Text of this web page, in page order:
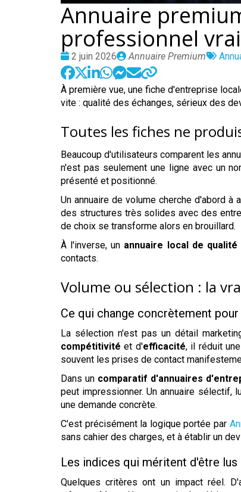
Annuaire
professionnel
Date
:
2 juin 2026
Publié
par
Annuaire Premium
Tags
À première vue, une fiche d'entreprise
vite : qualité des échanges, sérieux des
Toutes les fiches ne
Beaucoup d'utilisateurs comparent les
n'est pas seulement une ligne avec un
présenté et positionné.
Un annuaire de volume cherche d'abord
des structures très solides avec des
de choix se transforme alors en brouillard.
À l'inverse, un annuaire local de qualité
contacts.
Volume ou sélection : la
Ce qui change concrètement
La sélection n'est pas un détail
compétitivité et d'efficacité, il réduit
souvent les prises de contact
Dans un comparatif d'annuaires
peut impressionner. Un annuaire sélectif,
une demande concrète.
C'est précisément la logique portée par
sans cahier des charges, et à établir un
Les indices qui méritent d'être lus
Quelques critères ont un impact réel.